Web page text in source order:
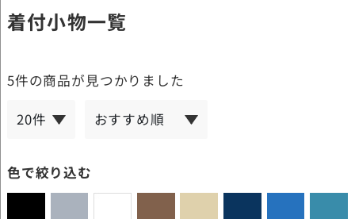
着付小物一覧
5件の商品が見つかりました
色で絞り込む